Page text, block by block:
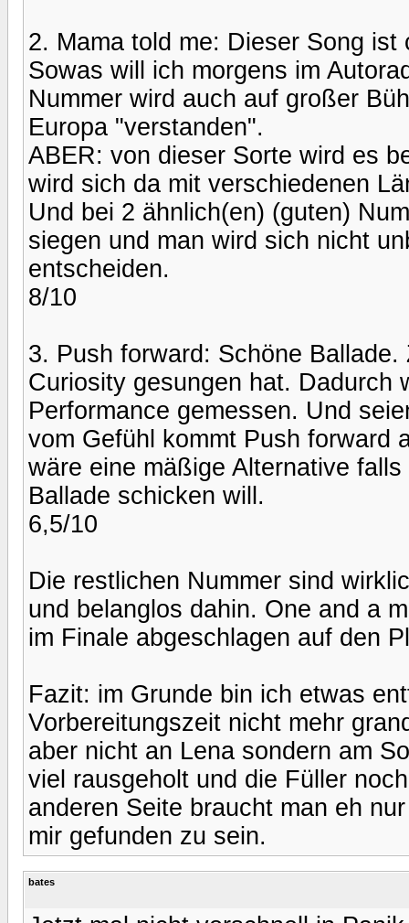
2. Mama told me: Dieser Song
Sowas will ich morgens im
Nummer wird auch auf großer
Europa "verstanden".
ABER: von dieser Sorte wird es
wird sich da mit verschiedenen
Und bei 2 ähnlich(en) (guten)
siegen und man wird sich nicht
entscheiden.
8/10
3. Push forward: Schöne
Curiosity gesungen hat. Dadurch
Performance gemessen. Und
vom Gefühl kommt Push forward
wäre eine mäßige Alternative
Ballade schicken will.
6,5/10
Die restlichen Nummer sind
und belanglos dahin. One and a
im Finale abgeschlagen auf den
Fazit: im Grunde bin ich etwas
Vorbereitungszeit nicht mehr
aber nicht an Lena sondern am
viel rausgeholt und die Füller
anderen Seite braucht man eh
mir gefunden zu sein.
bates